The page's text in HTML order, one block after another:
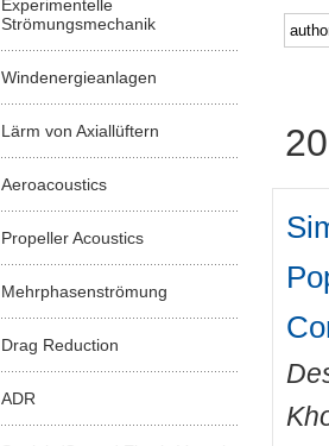
Experimentelle
Strömungsmechanik
Windenergieanlagen
Lärm von Axiallüftern
Aeroacoustics
Propeller Acoustics
Mehrphasenströmung
Drag Reduction
ADR